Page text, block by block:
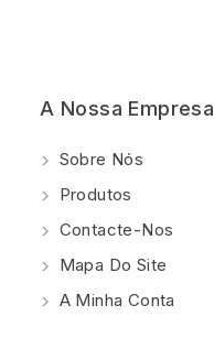
A Nossa Empresa
Sobre Nós
Produtos
Contacte-Nos
Mapa Do Site
A Minha Conta